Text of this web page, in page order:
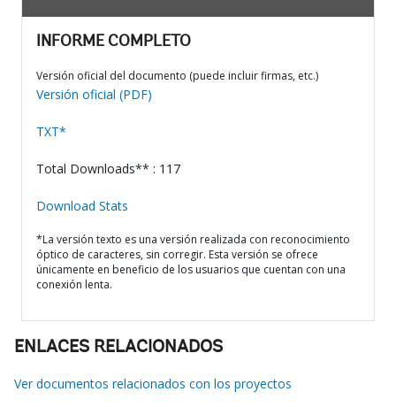
INFORME COMPLETO
Versión oficial del documento (puede incluir firmas, etc.)
Versión oficial (PDF)
TXT*
Total Downloads** : 117
Download Stats
*La versión texto es una versión realizada con reconocimiento
óptico de caracteres, sin corregir. Esta versión se ofrece
únicamente en beneficio de los usuarios que cuentan con una
conexión lenta.
ENLACES RELACIONADOS
Ver documentos relacionados con los proyectos